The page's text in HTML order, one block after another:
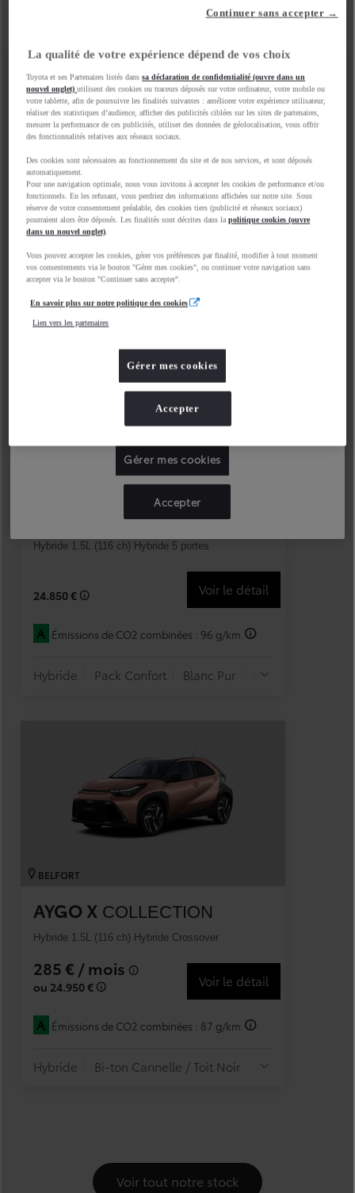
La qualité de votre expérience dépend de vos choix
Toyota et ses Partenaires listés danssa déclaration de confidentialité (ouvre dans un
nouvel onglet)utilisent des cookies ou traceurs déposés sur votre ordinateur, votre mobile ou
votre tablette, afin de poursuivre les finalités suivantes : améliorer votre expérience utilisateur,
réaliser des statistiques d’audience, afficher des publicités ciblées sur les sites de partenaires,
mesurer la performance de ces publicités, utiliser des données de géolocalisation, vous offrir
des fonctionnalités relatives aux réseaux sociaux.
Des cookies sont nécessaires au fonctionnement du site et de nos services, et sont déposés
automatiquement.
Pour une navigation optimale, nous vous invitons à accepter les cookies de performance et/ou
fonctionnels. En les refusant, vous perdriez des informations affichées sur notre site. Sous
réserve de votre consentement préalable, des cookies tiers (publicité et réseaux sociaux)
pourraient alors être déposés. Les finalités sont décrites dans lapolitique cookies (ouvre
dans un nouvel onglet).
Vous pouvez accepter les cookies, gérer vos préférences par finalité, modifier à tout moment
vos consentements via le bouton "Gérer mes cookies", ou continuer votre navigation sans
accepter via le bouton "Continuer sans accepter".
En savoir plus sur notre politique des cookies
Lien vers les partenaires
Gérer mes cookies
Continuer sans accepter →
Accepter